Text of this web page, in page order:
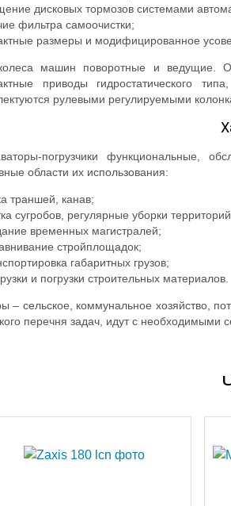
дисковых тормозов системами
фильтра самоочистки;
размеры и модифицированное
машин поворотные и ведущие.
приводы гидростатического
рулевыми регулируемыми
погрузчики функциональные,
области их использования:
траншей, канав;
сугробов, регулярные уборки
временных магистралей;
стройплощадок;
габаритных грузов;
и погрузки строительных материалов.
– сельское, коммунальное хозяйство,
перечня задач, идут с необходимыми